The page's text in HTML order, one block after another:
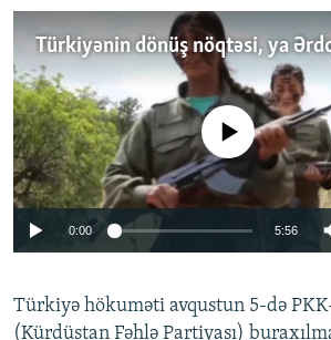
No media source currently
0:00 5:56
Türkiyə hökuməti avqustun 5-də
(Kürdüstan Fəhlə Partiyası)